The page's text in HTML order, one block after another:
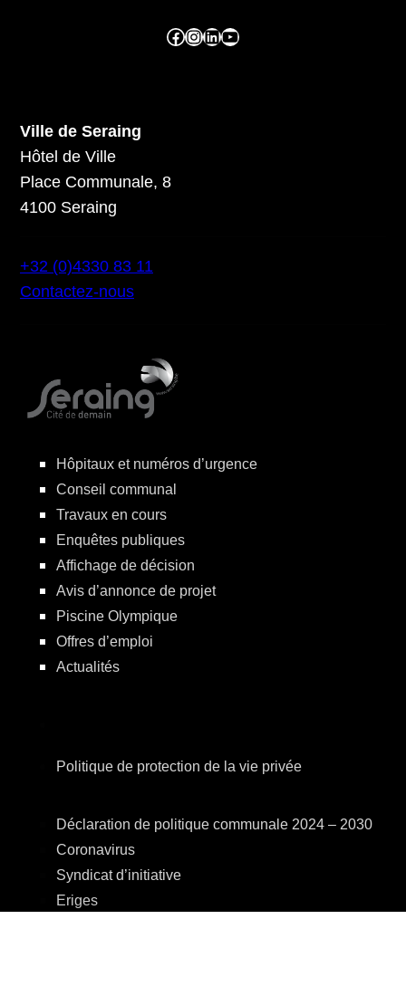
Facebook ville de seraing Instragram ville de seraing linkedin – ville de seraing YouTube
Ville de Seraing
Hôtel de Ville
Place Communale, 8
4100 Seraing
+32 (0)4330 83 11
Contactez-nous
Hôpitaux et numéros d’urgence
Conseil communal
Travaux en cours
Enquêtes publiques
Affichage de décision
Avis d’annonce de projet
Piscine Olympique
Offres d’emploi
Actualités
Politique de protection de la vie privée
Déclaration de politique communale 2024 – 2030
Coronavirus
Syndicat d’initiative
Eriges